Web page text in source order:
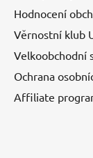
Hodnocení
Věrnostní klub
Velkoobchodní
Ochrana
Affiliate